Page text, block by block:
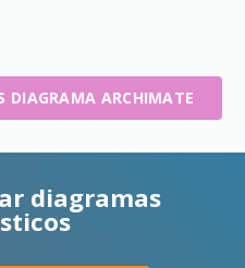
DIAGRAMA ARCHIMATE
diagramas